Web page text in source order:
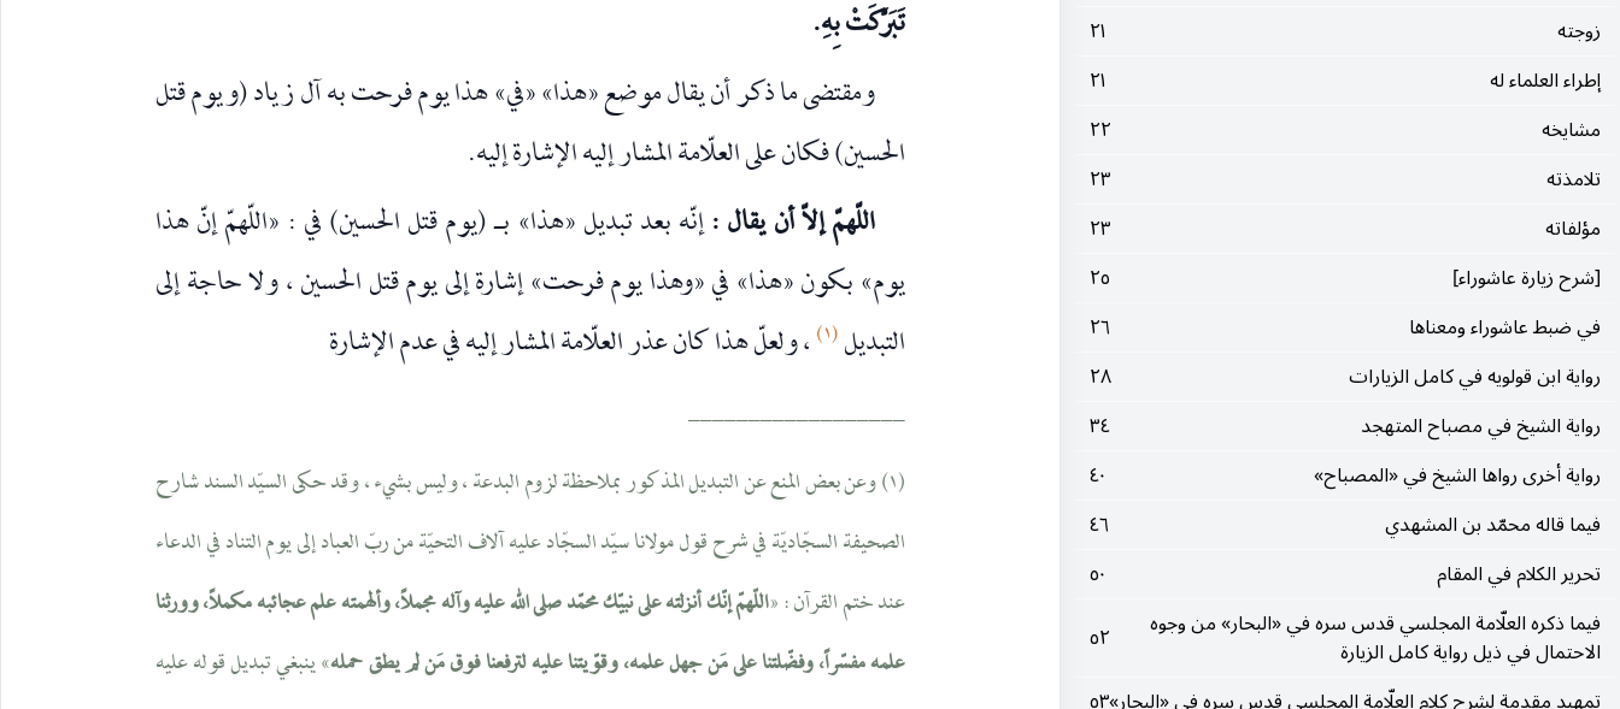
زوجته
٢١
إطراء العلماء له
٢١
مشايخه
٢٢
تلامذته
٢٣
مؤلفاته
٢٣
[شرح زيارة عاشوراء]
٢٥
في ضبط عاشوراء ومعناها
٢٦
رواية ابن قولويه في كامل الزيارات
٢٨
رواية الشيخ في مصباح المتهجد
٣٤
رواية أخرى رواها الشيخ في «المصباح»
٤٠
فيما قاله محمّد بن المشهدي
٤٦
تحرير الكلام في المقام
٥٠
فيما ذكره العلّامة المجلسي قدس سره في «البحار» من وجوه
الاحتمال في ذيل رواية كامل الزيارة
٥٢
تَبَرَّكَتْ بِهِ.
ومقتضى ما ذكر أن يقال موضع «هذا» «في» هذا يوم فرحت به آل زياد (ويوم قتل
الحسين) فكان على العلّامة المشار إليه الإشارة إليه.
اللّهمّ إلاّ أن يقال :إنّه بعد تبديل «هذا» بـ (يوم قتل الحسين) في : «اللّهمّ إنّ هذا
يوم» بكون «هذا» في «وهذا يوم فرحت» إشارة إلى يوم قتل الحسين ، ولا حاجة إلى
التبديل(١) ، ولعلّ هذا كان عذر العلّامة المشار إليه في عدم الإشارة
__________________
(١) وعن بعض المنع عن التبديل المذكور بملاحظة لزوم البدعة ، وليس بشيء ، وقد حكى السيّد السند شارح
الصحيفة السجّاديّة في شرح قول مولانا سيّد السجّاد عليه آلاف التحيّة من ربّ العباد إلى يوم التناد في الدعاء
عند ختم القرآن : «اللّهمّ إنّك أنزلته على نبيّك محمّد صلى الله عليه وآله مجملاً، وألهمته علم عجائبه مكملاً، وورثنا
علمه مفسّراً، وفضّلتنا على مَن جهل علمه، وقوّيتنا عليه لترفعنا فوق مَن لم يطق حمله» ينبغي تبديل قوله عليه